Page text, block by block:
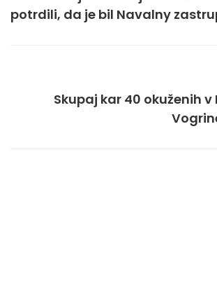
potrdili, da je bil Navalny
Skupaj kar 40 okuženih